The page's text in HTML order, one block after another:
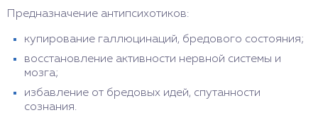
Предназначение антипсихотиков:
купирование галлюцинаций, бредового состояния;
восстановление активности нервной системы и
мозга;
избавление от бредовых идей, спутанности
сознания.